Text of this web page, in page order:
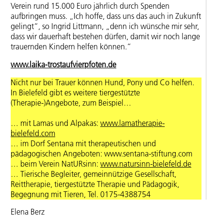
Verein rund 15.000 Euro jährlich durch Spenden
aufbringen muss. „Ich hoffe, dass uns das auch in Zukunft
gelingt“, so Ingrid Littmann, „denn ich wünsche mir sehr,
dass wir dauerhaft bestehen dürfen, damit wir noch lange
trauernden Kindern helfen können.“
www.laika-trostaufvierpfoten.de
Nicht nur bei Trauer können Hund, Pony und Co helfen.
In Bielefeld gibt es weitere tiergestützte
(Therapie-)Angebote, zum Beispiel…
… mit Lamas und Alpakas: www.lamatherapie-
bielefeld.com
… im Dorf Sentana mit therapeutischen und
pädagogischen Angeboten: www.sentana-stiftung.com
… beim Verein NatURsinn: www.natursinn-bielefeld.de
… Tierische Begleiter, gemeinnützige Gesellschaft,
Reittherapie, tiergestützte Therapie und Pädagogik,
Begegnung mit Tieren, Tel. 0175-4388754
Elena Berz